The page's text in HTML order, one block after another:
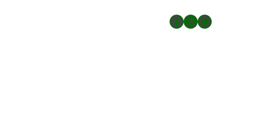
Facebook X GitHub